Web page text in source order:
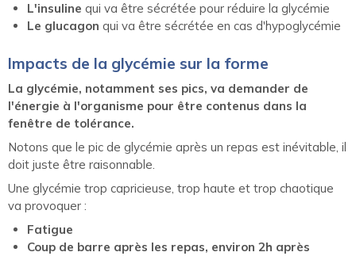
L'insuline qui va être sécrétée pour réduire la glycémie
Le glucagon qui va être sécrétée en cas d'hypoglycémie
Impacts de la glycémie sur la forme
La glycémie, notamment ses pics, va demander de
l'énergie à l'organisme pour être contenus dans la
fenêtre de tolérance.
Notons que le pic de glycémie après un repas est inévitable, il
doit juste être raisonnable.
Une glycémie trop capricieuse, trop haute et trop chaotique
va provoquer :
Fatigue
Coup de barre après les repas, environ 2h après